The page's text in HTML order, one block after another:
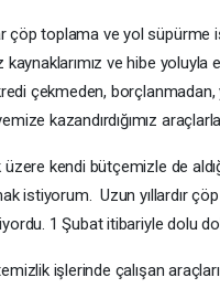
çöp toplama ve yol süpürme
ve hibe yoluyla
çekmeden,
kazandırdığımız
kendi bütçemizle de
istiyorum. Uzun yıllardır
1 Şubat itibariyle dolu
işlerinde çalışan